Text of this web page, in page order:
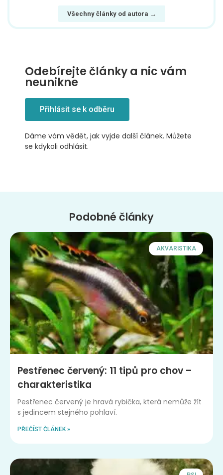
Všechny články od autora →
Odebírejte články a nic vám
neunikne
Přihlásit se k odběru
Dáme vám vědět, jak vyjde další článek. Můžete
se kdykoli odhlásit.
Podobné články
AKVARISTIKA
Pestřenec červený: 11 tipů pro chov –
charakteristika
Pestřenec červený je hravá rybička, která nemůže žít
s jedincem stejného pohlaví.
PŘEČÍST ČLÁNEK »